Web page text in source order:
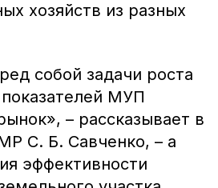
хозяйств из разных
собой задачи роста
МУП
– рассказывает в
С. Б. Савченко, – а
эффективности